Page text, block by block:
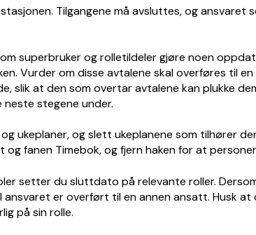
Tilgangene må avsluttes, og ansvaret
superbruker og rolletildeler gjøre noen
Vurder om disse avtalene skal overføres til
slik at den som overtar avtalene kan plukke
neste stegene under.
ukeplaner, og slett ukeplanene som tilhører
fanen Timebok, og fjern haken for at
setter du sluttdato på relevante roller.
er overført til en annen ansatt. Husk
på sin rolle.